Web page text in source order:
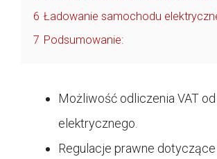
6 Ładowanie samochodu
7 Podsumowanie:
Możliwość odliczenia VAT
elektrycznego.
Regulacje prawne dotyczące